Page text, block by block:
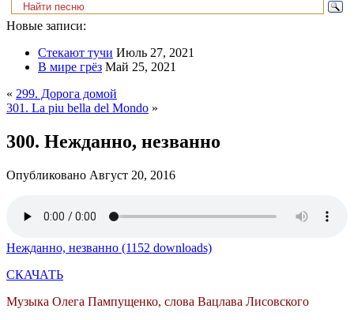
Новые записи:
Стекают тучи Июль 27, 2021
В мире грёз Май 25, 2021
« 299. Дорога домой
301. La piu bella del Mondo »
300. Нежданно, незванно
Опубликовано Август 20, 2016
Нежданно, незванно (1152 downloads)
СКАЧАТЬ
Музыка Олега Пампущенко, слова Вацлава Лисовского